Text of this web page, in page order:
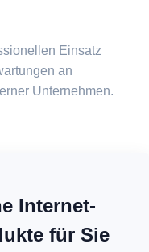
Einsatz
an
Unternehmen.
Internet-
für Sie